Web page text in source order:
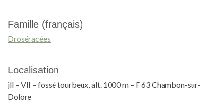
Famille (français)
Droséracées
Localisation
jll – VII – fossé tourbeux, alt. 1000 m – F 63 Chambon-sur-
Dolore